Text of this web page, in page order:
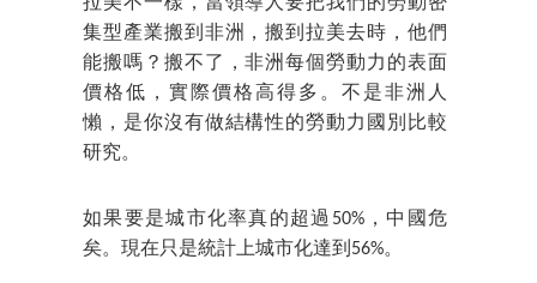
集型產業搬到非洲，搬到拉美去時，他們
能搬嗎？搬不了，非洲每個勞動力的表面
價格低，實際價格高得多。不是非洲人
懶，是你沒有做結構性的勞動力國別比較
研究。
如果要是城市化率真的超過50%，中國危
矣。現在只是統計上城市化達到56%。